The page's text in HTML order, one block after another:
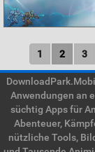
1 2 3
Anwendungen an
süchtig Apps für
Abenteuer,
nützliche Tools,